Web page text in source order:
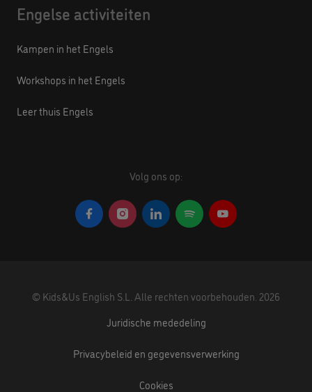
Engelse activiteiten
Kampen in het Engels
Workshops in het Engels
Leer thuis Engels
Volg ons op:
© Kids&Us English S.L.Alle rechten voorbehouden. 2026
Juridische mededeling
Privacybeleid en gegevensverwerking
Cookies